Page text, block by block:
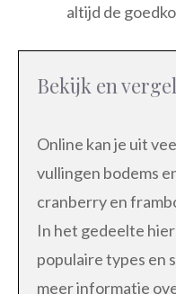
altijd de
Bekijk en
Online kan je uit
vullingen bodems
cranberry en
In het gedeelte
populaire types en
meer informatie